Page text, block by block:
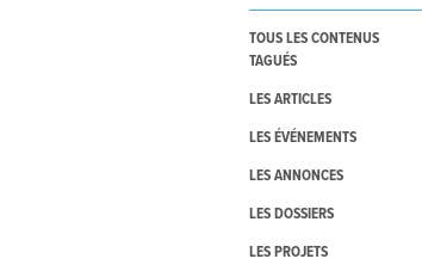
TOUS LES CONTENUS
TAGUÉS
LES ARTICLES
LES ÉVÉNEMENTS
LES ANNONCES
LES DOSSIERS
LES PROJETS